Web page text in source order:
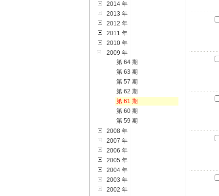
2014 年
2013 年
2012 年
2011 年
2010 年
2009 年
第 64 期
第 63 期
第 57 期
第 62 期
第 61 期
第 60 期
第 59 期
2008 年
2007 年
2006 年
2005 年
2004 年
2003 年
2002 年